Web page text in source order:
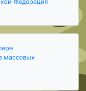
Федерация
массовых